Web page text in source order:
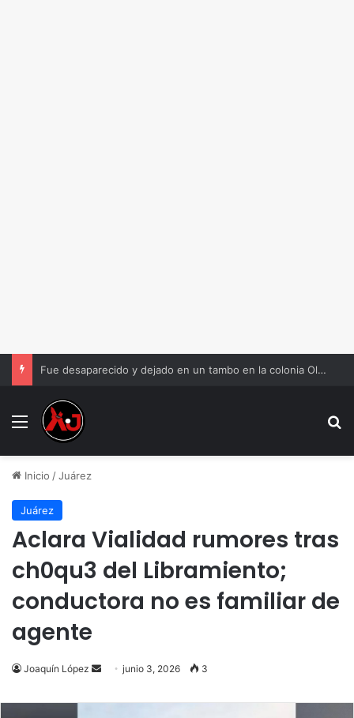
Fue desaparecido y dejado en un tambo en la colonia Olivia Espinoza
Menu
Inicio /Juárez
Juárez
Aclara Vialidad rumores tras
ch0qu3 del Libramiento;
conductora no es familiar de
agente
Joaquín López
Send
email
junio 3, 2026 3